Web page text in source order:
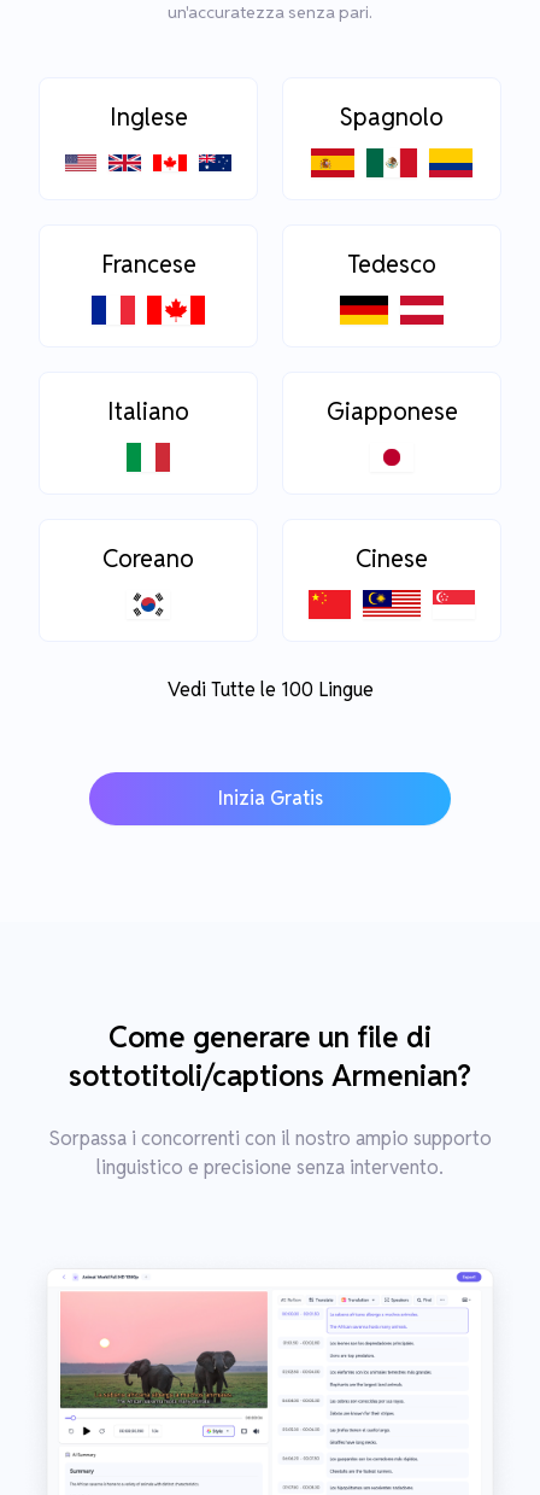
un'accuratezza senza pari.
Inglese Spagnolo
Francese Tedesco
Italiano Giapponese
Coreano Cinese
Vedi Tutte le 100 Lingue
Inizia Gratis
Come generare un file di
sottotitoli/captions Armenian?
Sorpassa i concorrenti con il nostro ampio supporto
linguistico e precisione senza intervento.